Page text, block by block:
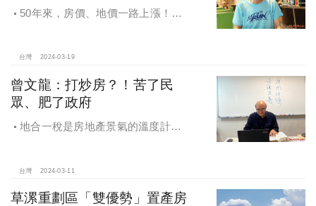
50年來，房價、地價一路上漲！無
台灣 2024-03-19
曾文龍：打炒房？！苦了民
眾、肥了政府
地合一稅是房地產景氣的溫度計，
「政府賺翻了！」
台灣 2024-03-11
草漯重劃區「雙優勢」置產房